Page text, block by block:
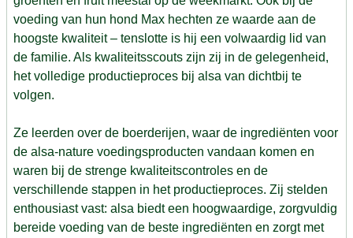
voeding van hun hond Max hechten ze waarde aan de
hoogste kwaliteit – tenslotte is hij een volwaardig lid van
de familie. Als kwaliteitsscouts zijn zij in de gelegenheid,
het volledige productieproces bij alsa van dichtbij te
volgen.
Ze leerden over de boerderijen, waar de ingrediënten voor
de alsa-nature voedingsproducten vandaan komen en
waren bij de strenge kwaliteitscontroles en de
verschillende stappen in het productieproces. Zij stelden
enthousiast vast: alsa biedt een hoogwaardige, zorgvuldig
bereide voeding van de beste ingrediënten en zorgt met